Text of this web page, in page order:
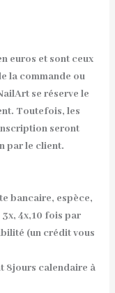
euros et sont ceux
la commande ou
se réserve le
Toutefois, les
seront
par le client.
bancaire, espèce,
4x,10 fois par
(un crédit vous
8jours calendaire à